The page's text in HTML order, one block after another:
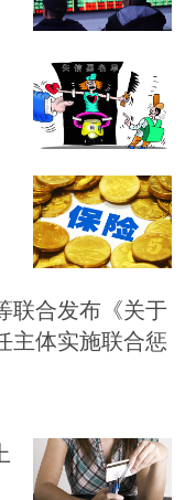
联合发布《关于
主体实施联合惩